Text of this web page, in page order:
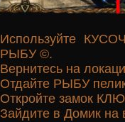
Используйте
РЫБУ ©.
Вернитесь на
Отдайте РЫБУ
Откройте замок
Зайдите в Домик на